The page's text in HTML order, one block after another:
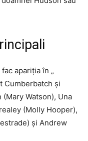
apariția în „
Cumberbatch și
Watson), Una
(Molly Hooper),
și Andrew